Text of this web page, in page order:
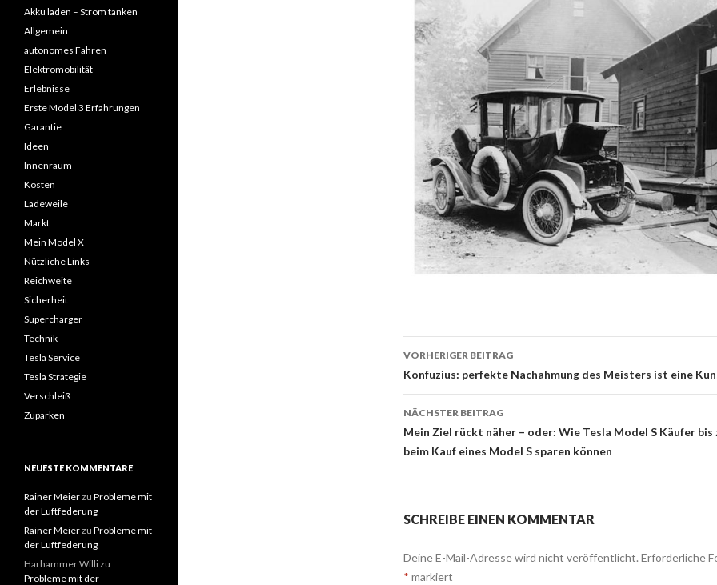
Beitrags-
Navigation
VORHERIGER BEITRAG
Konfuzius: perfekte Nachahmung des Meisters ist eine
NÄCHSTER BEITRAG
Mein Ziel rückt näher – oder: Wie Tesla Model S Käufer bis
beim Kauf eines Model S sparen können
SCHREIBE EINEN KOMMENTAR
Deine E-Mail-Adresse wird nicht veröffentlicht.Erforderliche
* markiert
Akku laden – Strom tanken
Allgemein
autonomes Fahren
Elektromobilität
Erlebnisse
Erste Model 3 Erfahrungen
Garantie
Ideen
Innenraum
Kosten
Ladeweile
Markt
Mein Model X
Nützliche Links
Reichweite
Sicherheit
Supercharger
Technik
Tesla Service
Tesla Strategie
Verschleiß
Zuparken
NEUESTE KOMMENTARE
Rainer Meierzu Probleme mit
der Luftfederung
Rainer Meierzu Probleme mit
der Luftfederung
Harhammer Willizu
Probleme mit der